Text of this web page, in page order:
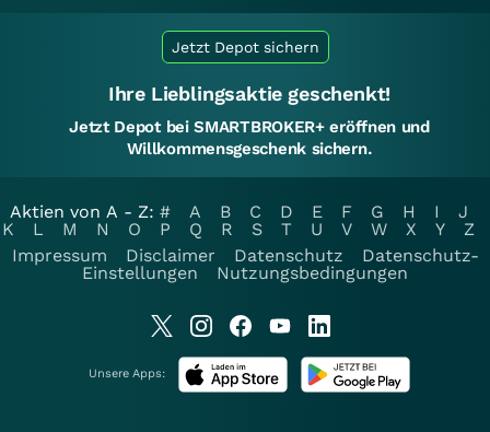
Jetzt Depot sichern
Ihre Lieblingsaktie geschenkt!
Jetzt Depot bei SMARTBROKER+ eröffnen und
Willkommensgeschenk sichern.
Aktien von A - Z: # A B C D E F G H I
J
K
L M N O P Q R S T U V W X Y
Z
Impressum
Disclaimer Datenschutz
Datenschutz-
Einstellungen
Nutzungsbedingungen
Unsere Apps: